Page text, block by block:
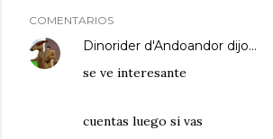
COMENTARIOS
Dinorider d'Andoandor dijo…
se ve interesante
cuentas luego si vas